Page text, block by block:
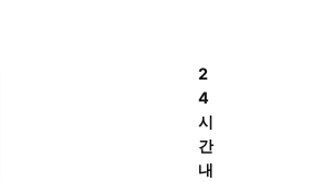
2
4
시
간
내